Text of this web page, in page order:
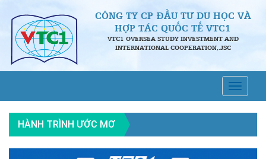
CÔNG TY CP ĐẦU TƯ DU HỌC VÀ
HỢP TÁC QUỐC TẾ VTC1
VTC1 OVERSEA STUDY INVESTMENT AND
INTERNATIONAL COOPERATION,.JSC
HÀNH TRÌNH ƯỚC MƠ